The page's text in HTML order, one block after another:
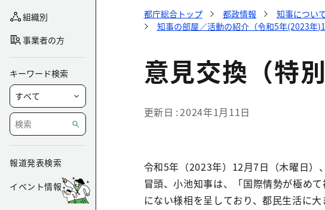
組織別
事業者の方
キーワード検索
報道発表検索
イベント情報
都庁総合トップ 都政情報 知事につい
知事の部屋／活動の紹介（令和5年(2023年
意見交換（特
更新日 2024年1月11日
令和5年（2023年）12月7日（木曜日）
冒頭、小池知事は、「国際情勢が極め
にない様相を呈しており、都民生活に